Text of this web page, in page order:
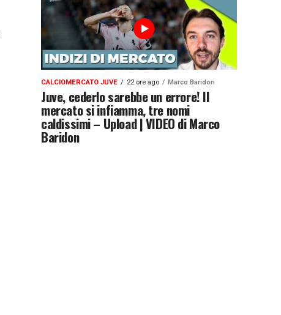
CALCIOMERCATO JUVE 22 ore ago Marco Baridon
Juve, cederlo sarebbe un errore! Il
mercato si infiamma, tre nomi
caldissimi – Upload | VIDEO di Marco
Baridon